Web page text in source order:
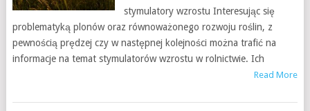
stymulatory wzrostu Interesując się
problematyką plonów oraz równoważonego rozwoju roślin, z
pewnością prędzej czy w następnej kolejności można trafić na
informacje na temat stymulatorów wzrostu w rolnictwie. Ich
Read More